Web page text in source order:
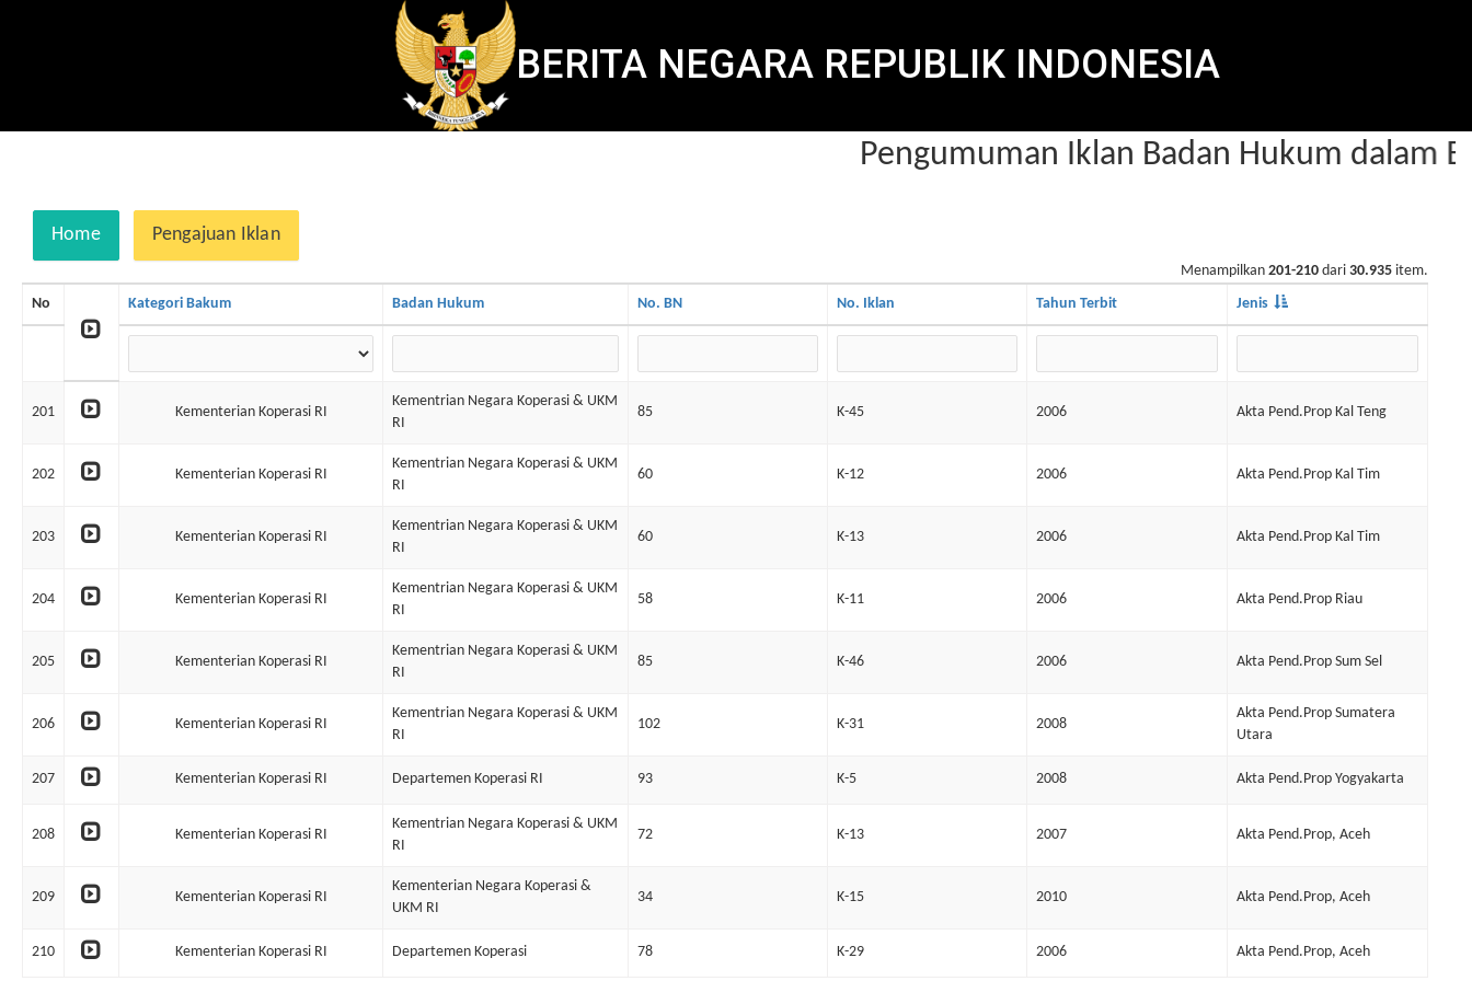
BERITA NEGARA REPUBLIK INDONESIA
Pengumuman Iklan Badan Hukum dalam
Home Pengajuan Iklan
Menampilkan 201-210 dari 30.935 item.
No
Kategori Bakum Badan Hukum No. BN No. Iklan Tahun Terbit Jenis
201 Kementerian Koperasi RI
Kementrian Negara Koperasi & UKM
RI
85 K-45 2006 Akta Pend.Prop Kal Teng
202 Kementerian Koperasi RI
Kementrian Negara Koperasi & UKM
RI
60 K-12 2006 Akta Pend.Prop Kal Tim
203 Kementerian Koperasi RI
Kementrian Negara Koperasi & UKM
RI
60 K-13 2006 Akta Pend.Prop Kal Tim
204 Kementerian Koperasi RI
Kementrian Negara Koperasi & UKM
RI
58 K-11 2006 Akta Pend.Prop Riau
205 Kementerian Koperasi RI
Kementrian Negara Koperasi & UKM
RI
85 K-46 2006 Akta Pend.Prop Sum Sel
206 Kementerian Koperasi RI
Kementrian Negara Koperasi & UKM
RI
102 K-31 2008
Akta Pend.Prop Sumatera
Utara
207 Kementerian Koperasi RI Departemen Koperasi RI 93 K-5 2008 Akta Pend.Prop Yogyakarta
208 Kementerian Koperasi RI
Kementrian Negara Koperasi & UKM
RI
72 K-13 2007 Akta Pend.Prop, Aceh
209 Kementerian Koperasi RI
Kementerian Negara Koperasi &
UKM RI
34 K-15 2010 Akta Pend.Prop, Aceh
210 Kementerian Koperasi RI Departemen Koperasi 78 K-29 2006 Akta Pend.Prop, Aceh